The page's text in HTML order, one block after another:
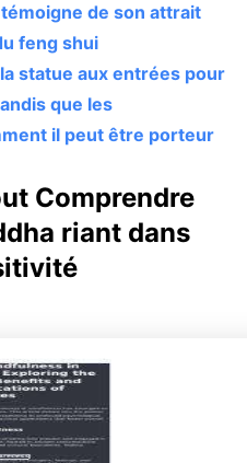
de son attrait
feng shui
statue aux entrées pour
que les
il peut être porteur
Comprendre
riant dans